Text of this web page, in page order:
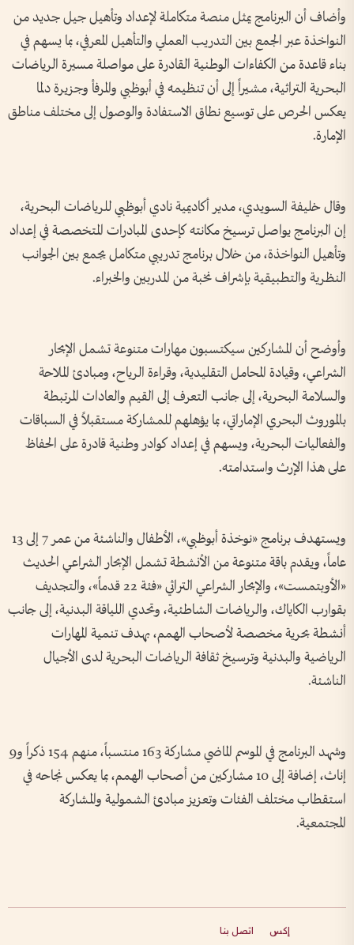
وأضاف أن البرنامج يمثل منصة متكاملة لإعداد وتأهيل جيل جديد من
النواخذة عبر الجمع بين التدريب العملي والتأهيل المعرفي، بما يسهم في
بناء قاعدة من الكفاءات الوطنية القادرة على مواصلة مسيرة الرياضات
البحرية التراثية، مشيراً إلى أن تنظيمه في أبوظبي والمرفأ وجزيرة دلما
يعكس الحرص على توسيع نطاق الاستفادة والوصول إلى مختلف مناطق
الإمارة.
وقال خليفة السويدي، مدير أكاديمية نادي أبوظبي للرياضات البحرية،
إن البرنامج يواصل ترسيخ مكانته كإحدى المبادرات المتخصصة في إعداد
وتأهيل النواخذة، من خلال برنامج تدريبي متكامل يجمع بين الجوانب
النظرية والتطبيقية بإشراف نخبة من المدربين والخبراء.
وأوضح أن المشاركين سيكتسبون مهارات متنوعة تشمل الإبحار
الشراعي، وقيادة المحامل التقليدية، وقراءة الرياح، ومبادئ الملاحة
والسلامة البحرية، إلى جانب التعرف إلى القيم والعادات المرتبطة
بالموروث البحري الإماراتي، بما يؤهلهم للمشاركة مستقبلاً في السباقات
والفعاليات البحرية، ويسهم في إعداد كوادر وطنية قادرة على الحفاظ
على هذا الإرث واستدامته.
ويستهدف برنامج «نوخذة أبوظبي»، الأطفال والناشئة من عمر 7 إلى 13
عاماً، ويقدم باقة متنوعة من الأنشطة تشمل الإبحار الشراعي الحديث
«الأوبتمست»، والإبحار الشراعي التراثي «فئة 22 قدماً»، والتجديف
بقوارب الكاياك، والرياضات الشاطئية، وتحدي اللياقة البدنية، إلى جانب
أنشطة بحرية مخصصة لأصحاب الهمم، بهدف تنمية المهارات
الرياضية والبدنية وترسيخ ثقافة الرياضات البحرية لدى الأجيال
الناشئة.
وشهد البرنامج في الموسم الماضي مشاركة 163 منتسباً، منهم 154 ذكراً و9
إناث، إضافة إلى 10 مشاركين من أصحاب الهمم، بما يعكس نجاحه في
استقطاب مختلف الفئات وتعزيز مبادئ الشمولية والمشاركة
المجتمعية.
إكس اتصل بنا